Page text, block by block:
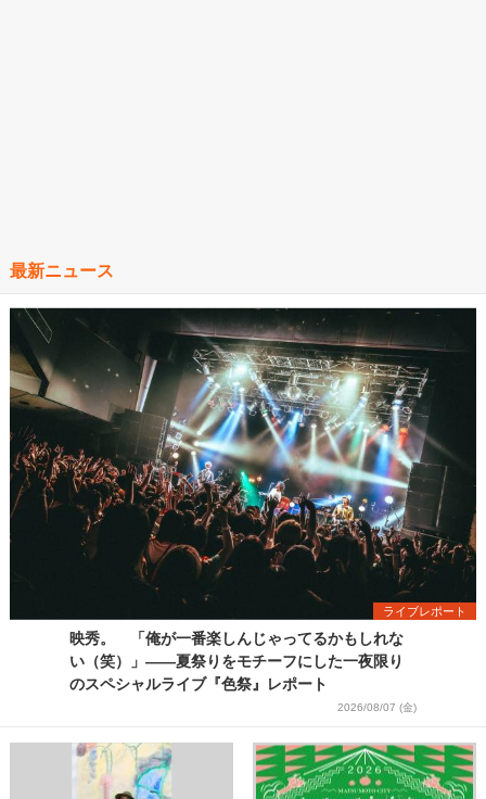
最新ニュース
ライブレポート
映秀。 「俺が一番楽しんじゃってるかもしれな
い（笑）」――夏祭りをモチーフにした一夜限り
のスペシャルライブ『色祭』レポート
2026/08/07 (金)